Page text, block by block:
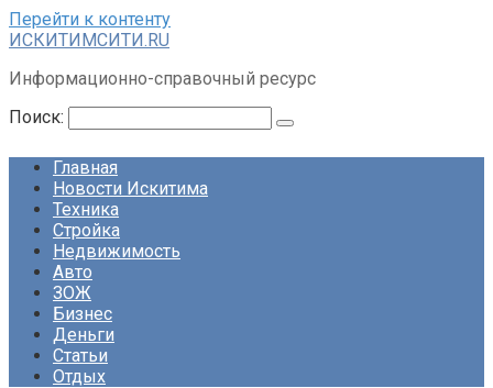
Перейти к контенту
ИСКИТИМСИТИ.RU
Информационно-справочный ресурс
Поиск:
Главная
Новости Искитима
Техника
Стройка
Недвижимость
Авто
ЗОЖ
Бизнес
Деньги
Статьи
Отдых